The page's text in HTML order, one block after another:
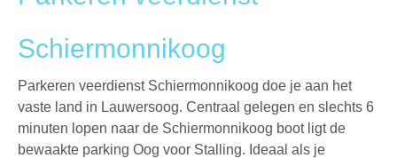
Schiermonnikoog
Parkeren veerdienst Schiermonnikoog doe je aan het
vaste land in Lauwersoog. Centraal gelegen en slechts 6
minuten lopen naar de Schiermonnikoog boot ligt de
bewaakte parking Oog voor Stalling. Ideaal als je